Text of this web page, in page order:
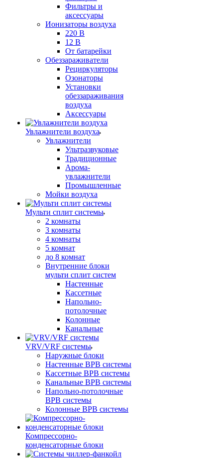
Фильтры и
аксессуары
Ионизаторы воздуха
220 В
12 В
От батарейки
Обеззараживатели
Рециркуляторы
Озонаторы
Установки
обеззараживания
воздуха
Аксессуары
Увлажнители воздуха
Увлажнители
Ультразвуковые
Традиционные
Арома-
увлажнители
Промышленные
Мойки воздуха
Мульти сплит системы
2 комнаты
3 комнаты
4 комнаты
5 комнат
до 8 комнат
Внутренние блоки
мульти сплит систем
Настенные
Кассетные
Напольно-
потолочные
Колонные
Канальные
VRV/VRF системы
Наружные блоки
Настенные ВРВ системы
Кассетные ВРВ системы
Канальные ВРВ системы
Напольно-потолочные
ВРВ системы
Колонные ВРВ системы
Компрессорно-
конденсаторные блоки